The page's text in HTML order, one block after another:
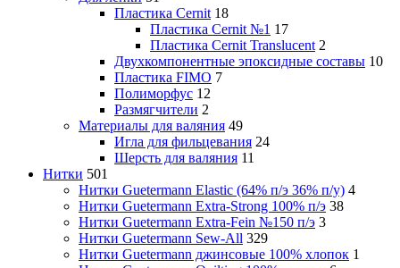
Пластика Cernit 18
Пластика Cernit №1 17
Пластика Cernit Translucent 2
Двухкомпонентные эпоксидные составы 10
Пластика FIMO 7
Полиморфус 12
Размягчители 2
Материалы для валяния 49
Игла для фильцевания 24
Шерсть для валяния 11
Нитки 501
Нитки Guetermann Elastic (64% п/э 36% п/у) 4
Нитки Guetermann Extra-Strong 100% п/э 38
Нитки Guetermann Extra-Fein №150 п/э 3
Нитки Guetermann Sew-All 329
Нитки Guetermann джинсовые 100% хлопок 1